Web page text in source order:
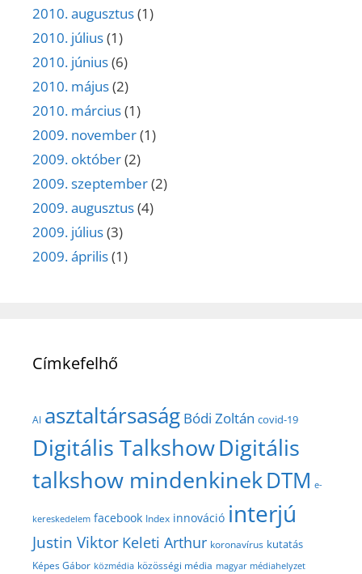
2010. augusztus(1)
2010. július(1)
2010. június(6)
2010. május(2)
2010. március(1)
2009. november(1)
2009. október(2)
2009. szeptember(2)
2009. augusztus(4)
2009. július(3)
2009. április(1)
Címkefelhő
AI asztaltársaság Bódi Zoltán covid-19
Digitális TalkshowDigitális
talkshow mindenkinekDTM e-
kereskedelem facebook Index innováció interjú
Justin Viktor Keleti Arthur koronavírus kutatás
Képes Gábor közmédia közösségi média magyar médiahelyzet